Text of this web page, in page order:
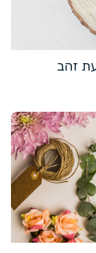
זהב